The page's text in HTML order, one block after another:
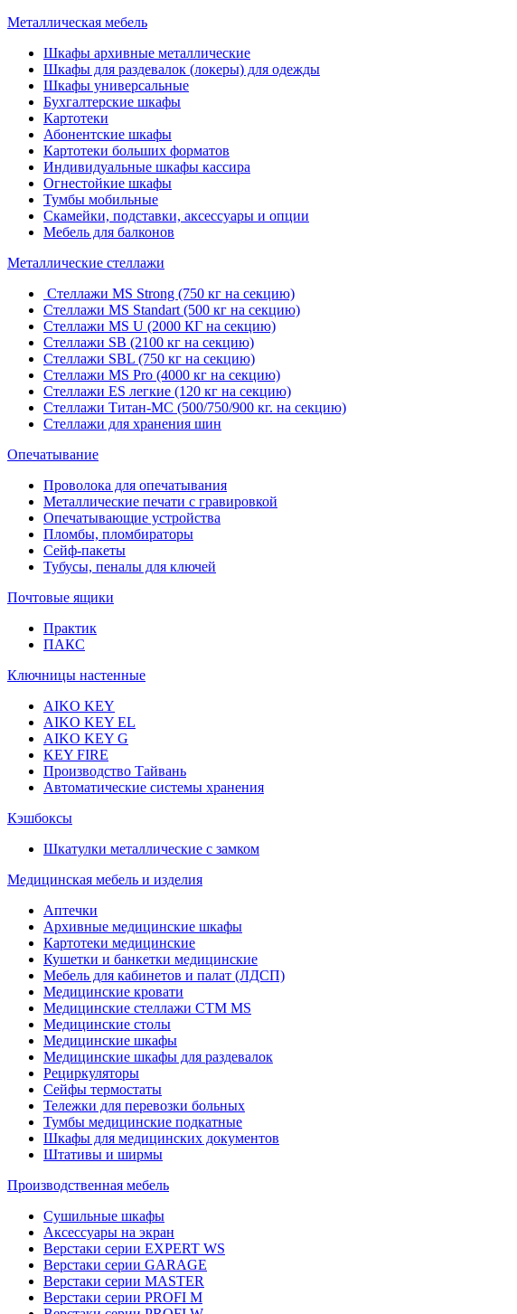
Металлическая мебель
Шкафы архивные металлические
Шкафы для раздевалок (локеры) для одежды
Шкафы универсальные
Бухгалтерские шкафы
Картотеки
Абонентские шкафы
Картотеки больших форматов
Индивидуальные шкафы кассира
Огнестойкие шкафы
Тумбы мобильные
Скамейки, подставки, аксессуары и опции
Мебель для балконов
Металлические стеллажи
Стеллажи MS Strong (750 кг на секцию)
Стеллажи MS Standart (500 кг на секцию)
Стеллажи MS U (2000 КГ на секцию)
Стеллажи SB (2100 кг на секцию)
Стеллажи SBL (750 кг на секцию)
Стеллажи MS Pro (4000 кг на секцию)
Стеллажи ES легкие (120 кг на секцию)
Стеллажи Титан-МС (500/750/900 кг. на секцию)
Стеллажи для хранения шин
Опечатывание
Проволока для опечатывания
Металлические печати с гравировкой
Опечатывающие устройства
Пломбы, пломбираторы
Сейф-пакеты
Тубусы, пеналы для ключей
Почтовые ящики
Практик
ПАКС
Ключницы настенные
AIKO KEY
AIKO KEY EL
AIKO KEY G
KEY FIRE
Производство Тайвань
Автоматические системы хранения
Кэшбоксы
Шкатулки металлические с замком
Медицинская мебель и изделия
Аптечки
Архивные медицинские шкафы
Картотеки медицинские
Кушетки и банкетки медицинские
Мебель для кабинетов и палат (ЛДСП)
Медицинские кровати
Медицинские стеллажи CTM MS
Медицинские столы
Медицинские шкафы
Медицинские шкафы для раздевалок
Рециркуляторы
Сейфы термостаты
Тележки для перевозки больных
Тумбы медицинские подкатные
Шкафы для медицинских документов
Штативы и ширмы
Производственная мебель
Cушильные шкафы
Аксессуары на экран
Верстаки серии EXPERT WS
Верстаки серии GARAGE
Верстаки серии MASTER
Верстаки серии PROFI M